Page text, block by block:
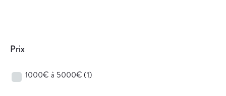
Prix
1000€ à 5000€ (1)